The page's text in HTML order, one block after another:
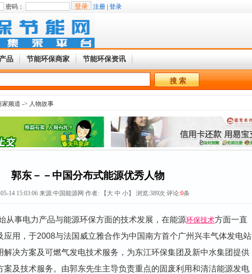
密码： 注册 登录
品 节能环保商家 节能环保资讯
家频道 -> 人物故事
郭东－－中国分布式能源优秀人物
14 15:03:06来源:中国能源网 作者: 【 大 中 小】 浏览:389次 评论:0条
从事电力产品与能源环保方面的技术发展，在能源环保技术方面一直
应用，于2008与法国威立雅合作为中国南方首个广州兴丰气体发电站
解决方案及可燃气发电技术服务，为东江环保集团及新中水集团提供
案及技术服务。由郭东先生主导负责重点的固废利用和清洁能源发电